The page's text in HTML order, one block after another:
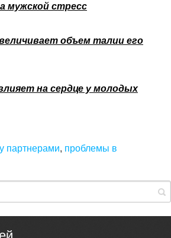
мужской стресс
объем талии его
на сердце у молодых
партнерами, проблемы в